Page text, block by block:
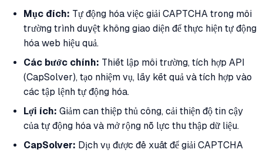
Mục đích: Tự động hóa việc giải CAPTCHA trong môi
trường trình duyệt không giao diện để thực hiện tự động
hóa web hiệu quả.
Các bước chính: Thiết lập môi trường, tích hợp API
(CapSolver), tạo nhiệm vụ, lấy kết quả và tích hợp vào
các tập lệnh tự động hóa.
Lợi ích: Giảm can thiệp thủ công, cải thiện độ tin cậy
của tự động hóa và mở rộng nỗ lực thu thập dữ liệu.
CapSolver: Dịch vụ được đề xuất để giải CAPTCHA